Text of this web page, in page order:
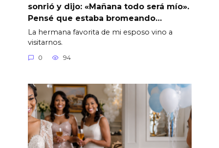
sonrió y dijo: «Mañana todo será mío».
Pensé que estaba bromeando…
La hermana favorita de mi esposo vino a
visitarnos.
0 94